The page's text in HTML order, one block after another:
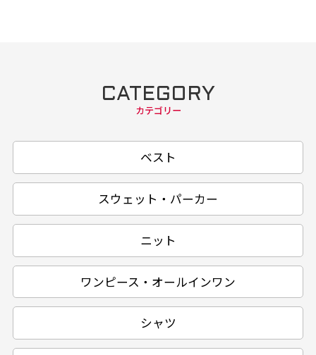
CATEGORY
カテゴリー
ベスト
スウェット・パーカー
ニット
ワンピース・オールインワン
シャツ